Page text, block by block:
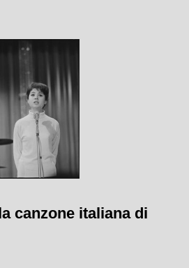
canzone italiana di